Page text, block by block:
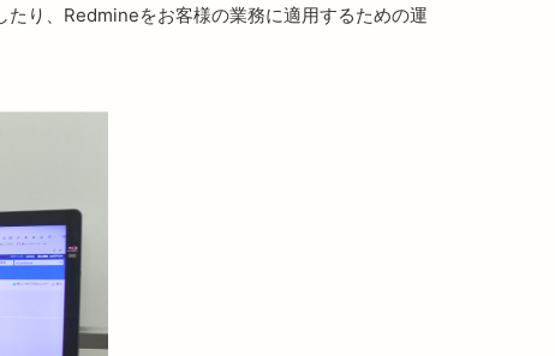
り、Redmineをお客様の業務に適用するための運